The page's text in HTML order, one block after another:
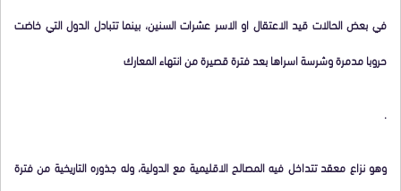
في بعض الحالات قيد الاعتقال او الاسر عشرات السنين، بينما تتبادل الدول التي خاضت
حروبا مدمرة وشرسة اسراها بعد فترة قصيرة من انتهاء المعارك
.
وهو نزاع معقد تتداخل فيه المصالح الاقليمية مع الدولية، وله جذوره التاريخية من فترة